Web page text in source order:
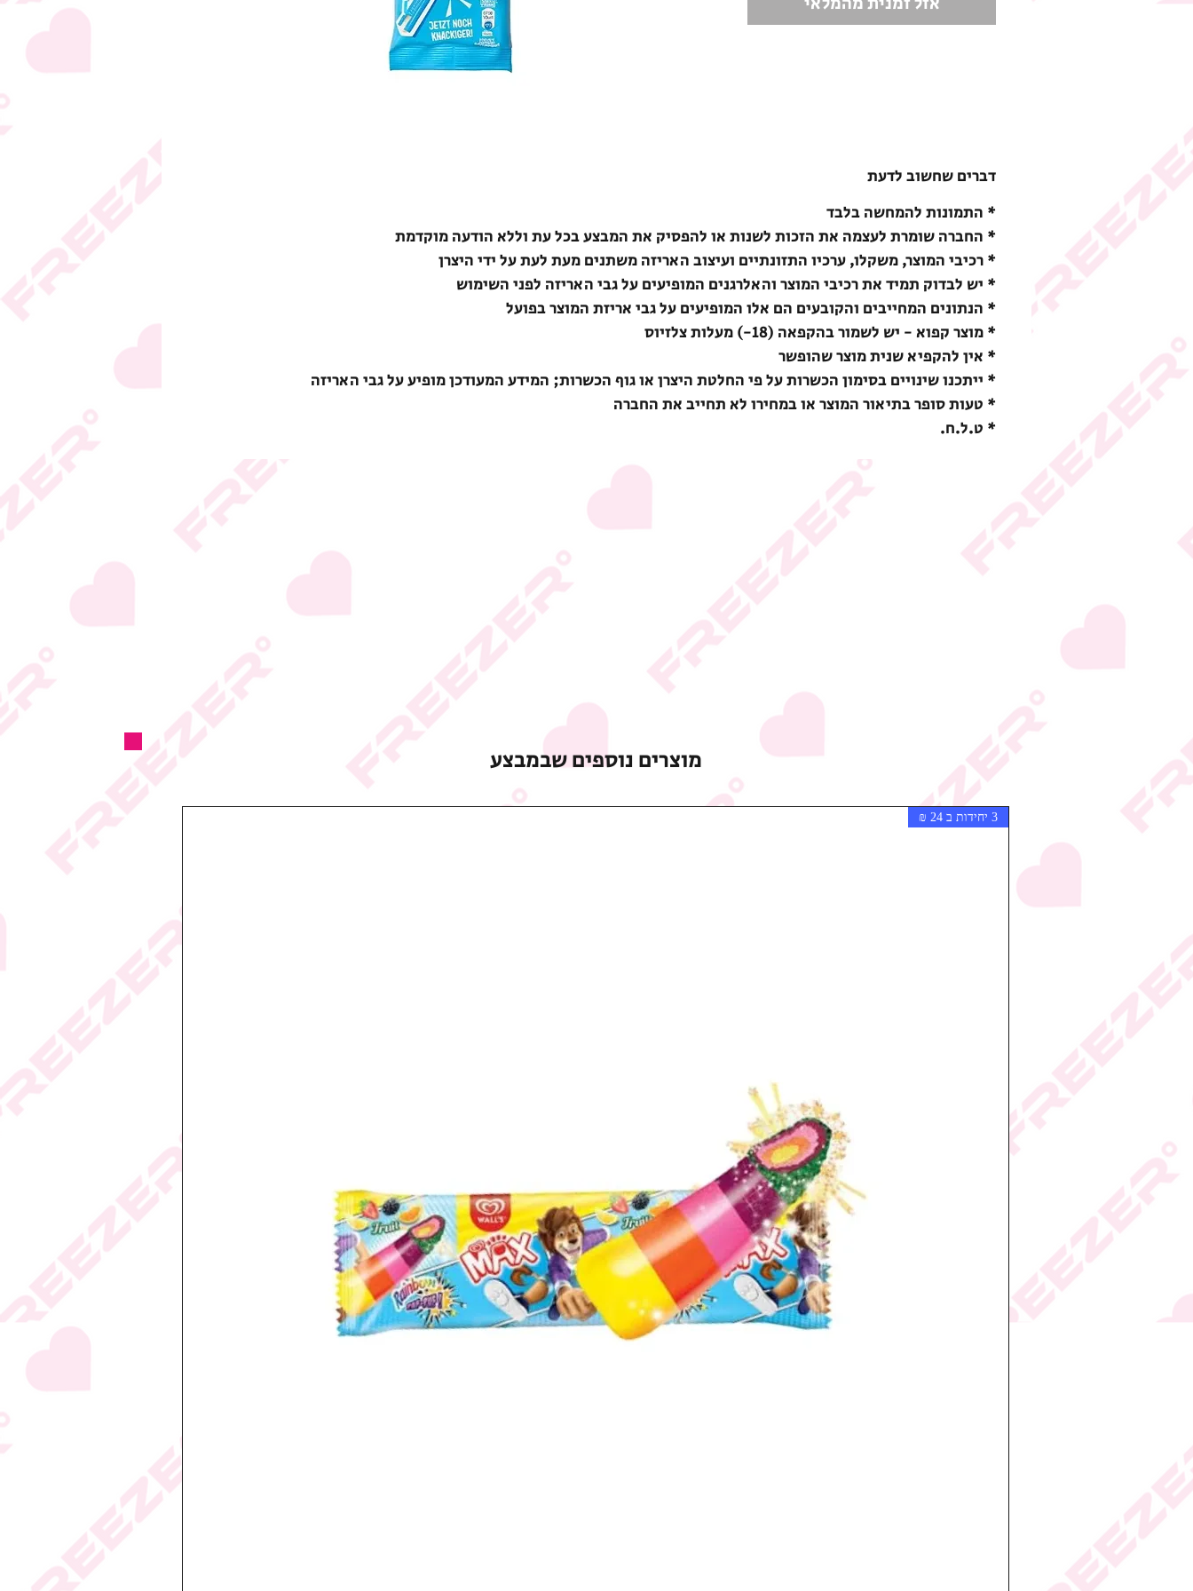
דברים שחשוב לדעת
* התמונות להמחשה בלבד
* החברה שומרת לעצמה את הזכות לשנות או להפסיק את המבצע בכל עת וללא הודעה מוקדמת
* רכיבי המוצר, משקלו, ערכיו התזונתיים ועיצוב האריזה משתנים מעת לעת על ידי היצרן
* יש לבדוק תמיד את רכיבי המוצר והאלרגנים המופיעים על גבי האריזה לפני השימוש
* הנתונים המחייבים והקובעים הם אלו המופיעים על גבי אריזת המוצר בפועל
* מוצר קפוא - יש לשמור בהקפאה (18-) מעלות צלזיוס
* אין להקפיא שנית מוצר שהופשר
* ייתכנו שינויים בסימון הכשרות על פי החלטת היצרן או גוף הכשרות; המידע המעודכן מופיע על גבי האריזה
* טעות סופר בתיאור המוצר או במחירו לא תחייב את החברה
* ט.ל.ח.
מוצרים נוספים שבמבצע
3 יחידות ב 24 ₪